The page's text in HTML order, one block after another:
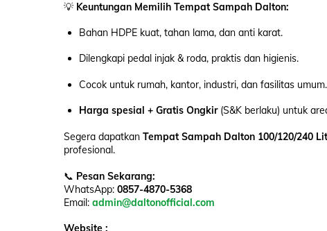
💡 Keuntungan Memilih Tempat Sampah Dalton:
Bahan HDPE kuat, tahan lama, dan anti karat.
Dilengkapi pedal injak & roda, praktis dan higienis.
Cocok untuk rumah, kantor, industri, dan fasilitas umum.
Harga spesial + Gratis Ongkir(S&K berlaku) untuk
Segera dapatkan Tempat Sampah Dalton 100/120/240
profesional.
📞 Pesan Sekarang:
WhatsApp: 0857-4870-5368
Email: admin@daltonofficial.com
Website :